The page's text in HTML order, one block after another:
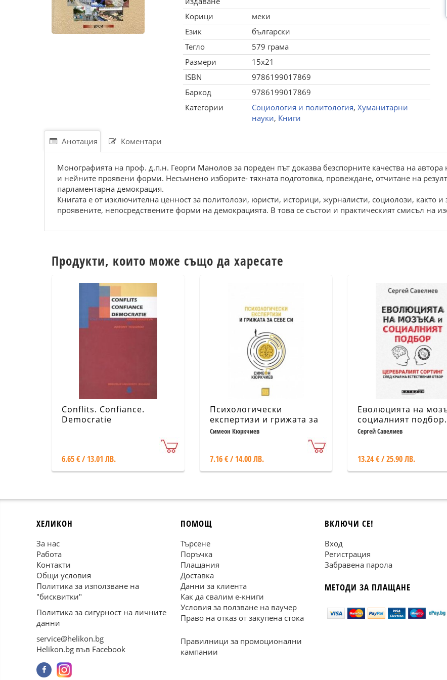
Корици
меки
Език
български
Тегло
579 грама
Размери
15x21
ISBN
9786199017869
Баркод
9786199017869
Категории
Социология и политология, Хуманитарни
науки, Книги
Анотация Коментари
Монографията на проф. д.п.н. Георги Манолов за пореден път доказва безспорните качества на
и нейните проявени форми. Несъмнено изборите- тяхната подготовка, провеждане, отчитане на
парламентарна демокрация.
Книгата е от изключителна ценност за политолози, юристи, историци, журналисти, социолози, както
проявените, непосредствените форми на демокрацията. В това се състои и практическият смисъл на
Продукти, които може също да харесате
Conflits. Confiance.
Democratie
6.65 € / 13.01 ЛВ.
Психологически
експертизи и грижата за
себе си
Симеон Кюркчиев
7.16 € / 14.00 ЛВ.
Еволюцията на
социалният подбор.
Церебралният
след края на
Сергей Савелиев
13.24 € / 25.90 ЛВ.
ХЕЛИКОН
За нас
Работа
Контакти
Общи условия
Политика за използване на
"бисквитки"
Политика за сигурност на личните
данни
service@helikon.bg
Helikon.bg във Facebook
ПОМОЩ
Търсене
Поръчка
Плащания
Доставка
Данни за клиента
Как да свалим е-книги
Условия за ползване на ваучер
Право на отказ от закупена стока
Правилници за промоционални
кампании
ВКЛЮЧИ СЕ!
Вход
Регистрация
Забравена парола
МЕТОДИ ЗА ПЛАЩАНЕ